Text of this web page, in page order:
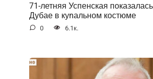
71-летняя Успенская
Дубае в куnальном костюме
0 6.1к.